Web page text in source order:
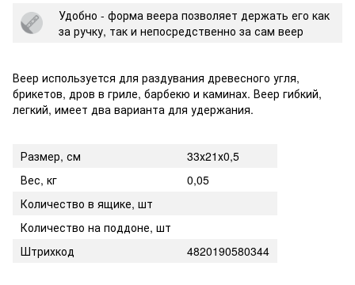
Удобно - форма веера позволяет держать его как
за ручку, так и непосредственно за сам веер
Веер используется для раздувания древесного угля,
брикетов, дров в гриле, барбекю и каминах. Веер гибкий,
легкий, имеет два варианта для удержания.
Размер, см
33х21х0,5
Вес, кг
0,05
Количество в ящике, шт
Количество на поддоне, шт
Штрихкод
4820190580344